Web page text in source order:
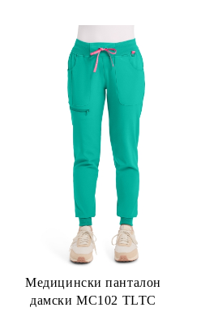
Медицински панталон
дамски MC102 TLTC